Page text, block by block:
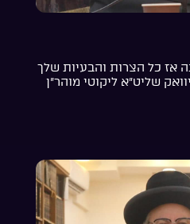
אז כל הצרות והבעיות שלך
שליט”א ליקוטי מוהר”ן